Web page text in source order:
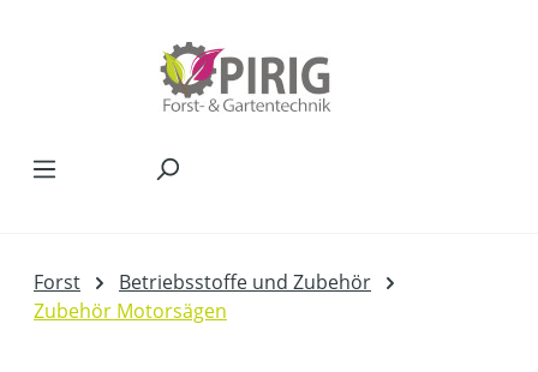
Forst
Betriebsstoffe und Zubehör
Zubehör Motorsägen